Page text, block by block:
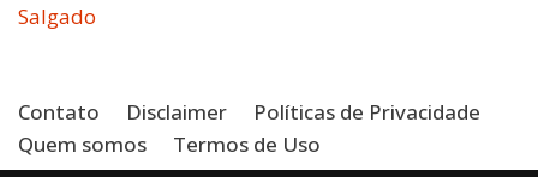
Salgado
Contato Disclaimer
Políticas de Privacidade
Quem somos
Termos de Uso